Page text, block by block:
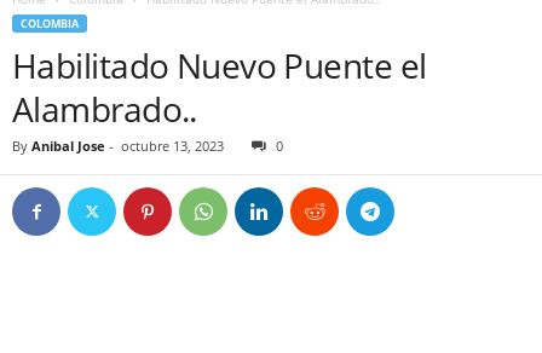
COLOMBIA
Habilitado Nuevo Puente el
Alambrado..
By Anibal Jose - octubre 13, 2023 0